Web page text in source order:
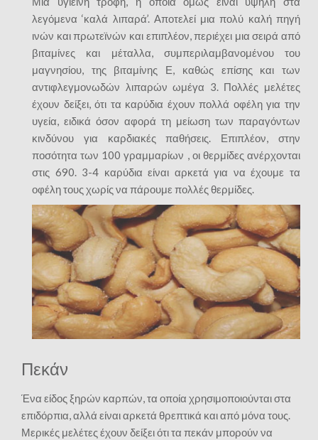
λεγόμενα ‘καλά λιπαρά’. Αποτελεί μια πολύ καλή πηγή
ινών και πρωτεϊνών και επιπλέον, περιέχει μια σειρά από
βιταμίνες και μέταλλα, συμπεριλαμβανομένου του
μαγνησίου, της βιταμίνης Ε, καθώς επίσης και των
αντιφλεγμονωδών λιπαρών ωμέγα 3. Πολλές μελέτες
έχουν δείξει, ότι τα καρύδια έχουν πολλά οφέλη για την
υγεία, ειδικά όσον αφορά τη μείωση των παραγόντων
κινδύνου για καρδιακές παθήσεις. Επιπλέον, στην
ποσότητα των 100 γραμμαρίων , οι θερμίδες ανέρχονται
στις 690. 3-4 καρύδια είναι αρκετά για να έχουμε τα
οφέλη τους χωρίς να πάρουμε πολλές θερμίδες.
Πεκάν
Ένα είδος ξηρών καρπών, τα οποία χρησιμοποιούνται στα
επιδόρπια, αλλά είναι αρκετά θρεπτικά και από μόνα τους.
Μερικές μελέτες έχουν δείξει ότι τα πεκάν μπορούν να